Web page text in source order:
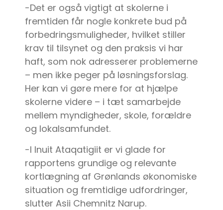
-Det er også vigtigt at skolerne i
fremtiden får nogle konkrete bud på
forbedringsmuligheder, hvilket stiller
krav til tilsynet og den praksis vi har
haft, som nok adresserer problemerne
– men ikke peger på løsningsforslag.
Her kan vi gøre mere for at hjælpe
skolerne videre – i tæt samarbejde
mellem myndigheder, skole, forældre
og lokalsamfundet.
-I Inuit Ataqatigiit er vi glade for
rapportens grundige og relevante
kortlægning af Grønlands økonomiske
situation og fremtidige udfordringer,
slutter Asii Chemnitz Narup.